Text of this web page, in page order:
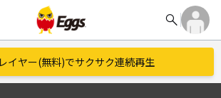
search
イヤー(無料)でサクサク連続再生